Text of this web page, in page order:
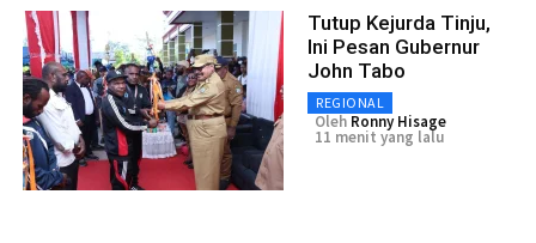
Tutup Kejurda Tinju,
Ini Pesan Gubernur
John Tabo
REGIONAL
Oleh Ronny Hisage
11 menit yang lalu